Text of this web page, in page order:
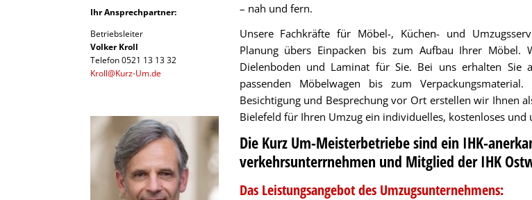
– nah und fern.
Unsere Fachkräfte für Möbel-, Küchen- und
Planung übers Einpacken bis zum Aufbau Ihrer Möbel.
Dielenboden und Laminat für Sie. Bei uns erhalten Sie
passenden Möbelwagen bis zum
Besichtigung und Besprechung vor Ort erstellen wir Ihnen
Bielefeld für Ihren Umzug ein individuelles, kostenloses und
Die Kurz Um-Meisterbetriebe sind ein IHK-
verkehrsunterrnehmen und Mitglied der IHK
Das Leistungsangebot des Umzugsunternehmens:
Ihr Ansprechpartner:
Betriebsleiter
Volker Kroll
Telefon 0521 13 13 32
Kroll@Kurz-Um.de